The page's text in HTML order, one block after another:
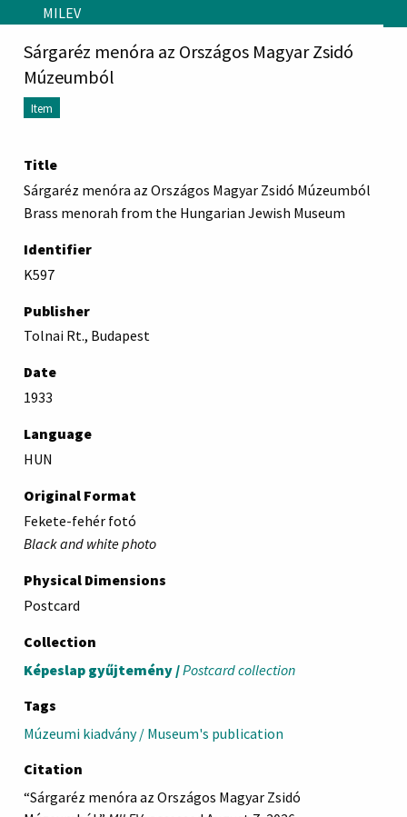
Skip to main content
MILEV
Sárgaréz menóra az Országos Magyar Zsidó
Múzeumból
Item
Title
Sárgaréz menóra az Országos Magyar Zsidó Múzeumból
Brass menorah from the Hungarian Jewish Museum
Identifier
K597
Publisher
Tolnai Rt., Budapest
Date
1933
Language
HUN
Original Format
Fekete-fehér fotó
Black and white photo
Physical Dimensions
Postcard
Collection
Képeslap gyűjtemény /Postcard collection
Tags
Múzeumi kiadvány / Museum's publication
Citation
“Sárgaréz menóra az Országos Magyar Zsidó